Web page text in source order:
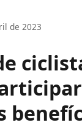
de 2023